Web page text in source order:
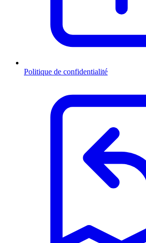
Politique de confidentialité